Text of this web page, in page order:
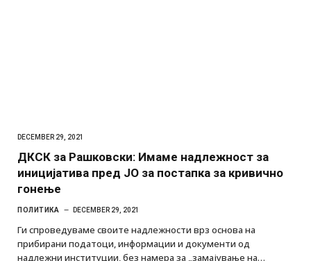
DECEMBER 29, 2021
ДКСК за Рашковски: Имаме надлежност за
иницијатива пред JО за постапка за кривично
гонење
ПОЛИТИКА DECEMBER 29, 2021
Ги спроведуваме своите надлежности врз основа на
прибирани податоци, информации и документи од
надлежни институции, без намера за „замајување на…